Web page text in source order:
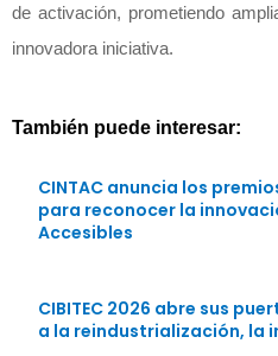
de activación, prometiendo
innovadora iniciativa.
También puede interesar:
CINTAC anuncia los
para reconocer la
Accesibles
CIBITEC 2026 abre sus
a la reindustrialización, la